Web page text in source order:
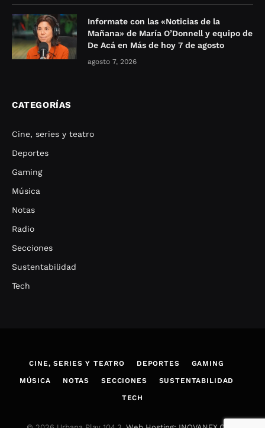
Informate con las «Noticias de la
Mañana» de María O’Donnell y equipo de
De Acá en Más de hoy 7 de agosto
agosto 7, 2026
CATEGORÍAS
Cine, series y teatro
Deportes
Gaming
Música
Notas
Radio
Secciones
Sustentabilidad
Tech
CINE, SERIES Y TEATRO DEPORTES GAMING
MÚSICA NOTAS SECCIONES SUSTENTABILIDAD
TECH